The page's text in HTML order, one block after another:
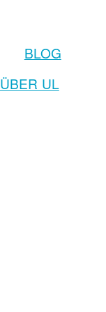
BLOG
ÜBER UL